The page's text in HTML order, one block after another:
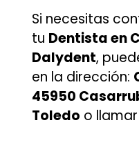
Si necesitas
tu Dentista en
Dalydent,
en la dirección:
45950
Toledo o